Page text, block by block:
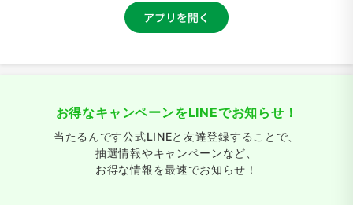
お得なキャンペーンをLINEでお知らせ！
当たるんです公式LINEと友達登録することで、
抽選情報やキャンペーンなど、
お得な情報を最速でお知らせ！